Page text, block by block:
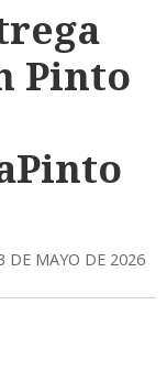
Pinto
DE MAYO DE 2026